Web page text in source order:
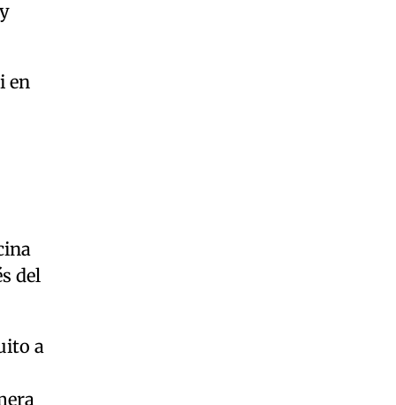
en
del
a